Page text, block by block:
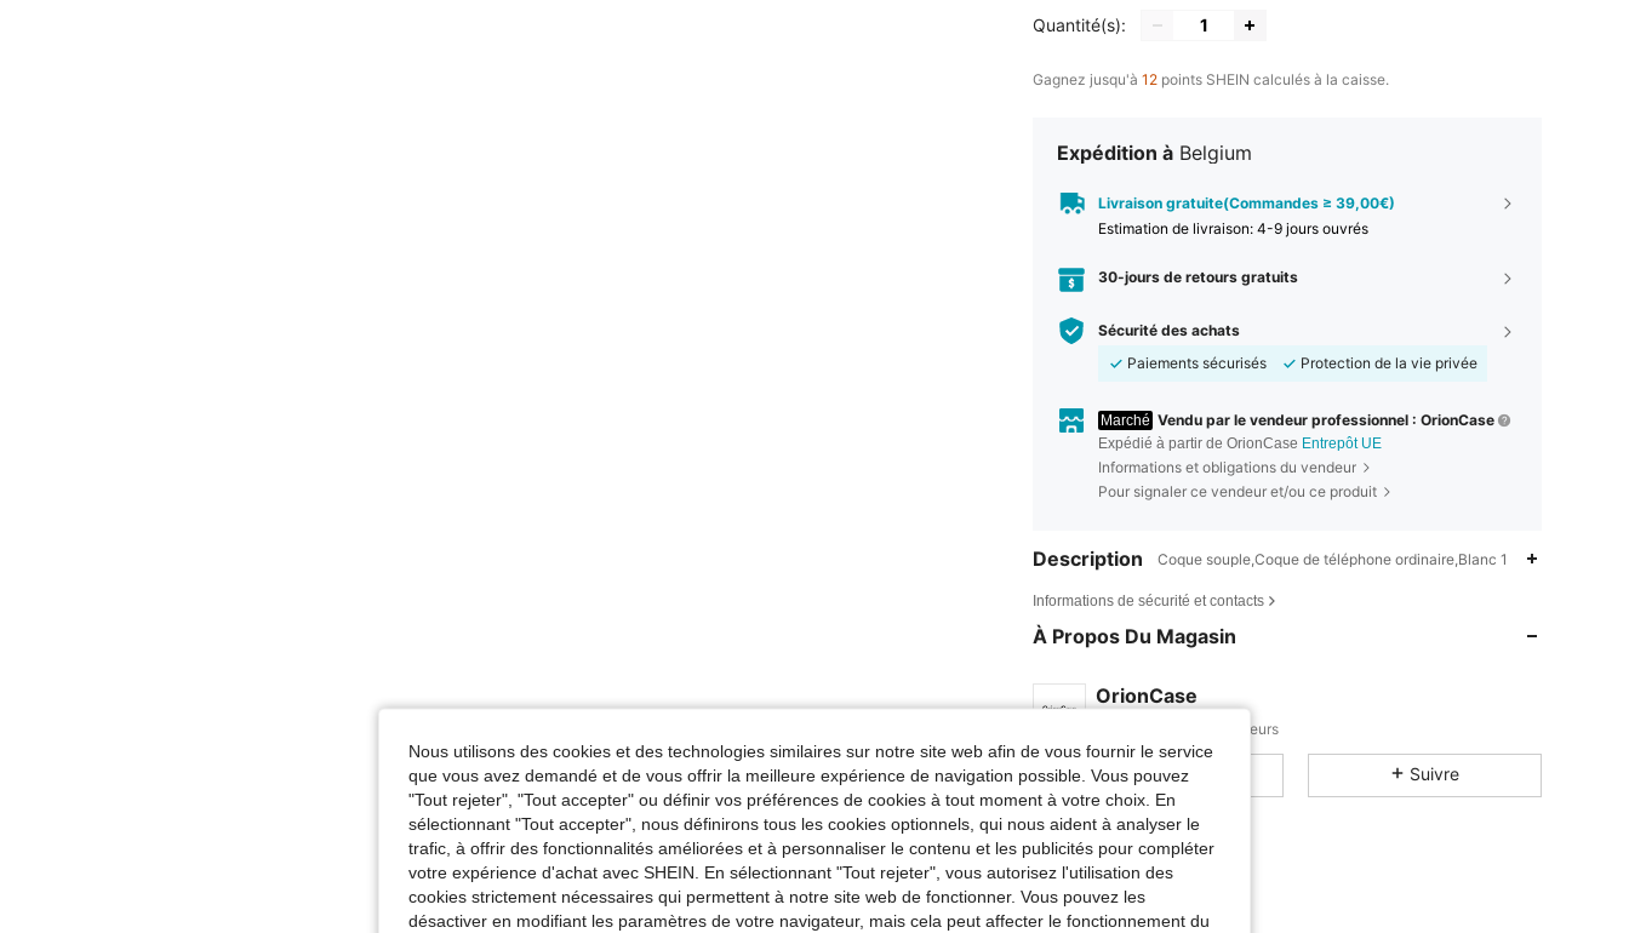
Quantité(s):
Gagnez jusqu'à 12 points SHEIN calculés à la caisse.
Expédition à Belgium
Livraison gratuite(Commandes ≥ 39,00€)
Estimation de livraison: 4-9 jours ouvrés
30-jours de retours gratuits
Sécurité des achats
Paiements sécurisés
Protection de la vie privée
Marché Vendu par le vendeur professionnel : OrionCase
Expédié à partir de OrionCase Entrepôt UE
Informations et obligations du vendeur
Pour signaler ce vendeur et/ou ce produit
Description Coque souple,Coque de téléphone ordinaire,Blanc 1
Informations de sécurité et contacts
À Propos Du Magasin
OrionCase
Suiveurs
Tous les articles Suivre
Nous utilisons des cookies et des technologies similaires sur notre site web afin de vous fournir le service
que vous avez demandé et de vous offrir la meilleure expérience de navigation possible. Vous pouvez
"Tout rejeter", "Tout accepter" ou définir vos préférences de cookies à tout moment à votre choix. En
sélectionnant "Tout accepter", nous définirons tous les cookies optionnels, qui nous aident à analyser le
trafic, à offrir des fonctionnalités améliorées et à personnaliser le contenu et les publicités pour compléter
votre expérience d'achat avec SHEIN. En sélectionnant "Tout rejeter", vous autorisez l'utilisation des
cookies strictement nécessaires qui permettent à notre site web de fonctionner. Vous pouvez les
désactiver en modifiant les paramètres de votre navigateur, mais cela peut affecter le fonctionnement du